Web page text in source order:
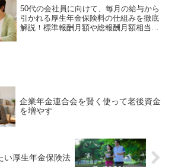
50代の会社員に向けて、毎月の給与から
引かれる厚生年金保険料の仕組みを徹底
解説！標準報酬月額や総報酬月額相当額
企業年金連合会を賢く使って老後資金
を増やす
い厚生年金保険法